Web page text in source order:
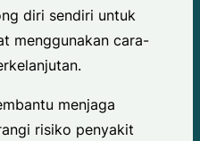
diri sendiri untuk
menggunakan cara-
menjaga
risiko penyakit